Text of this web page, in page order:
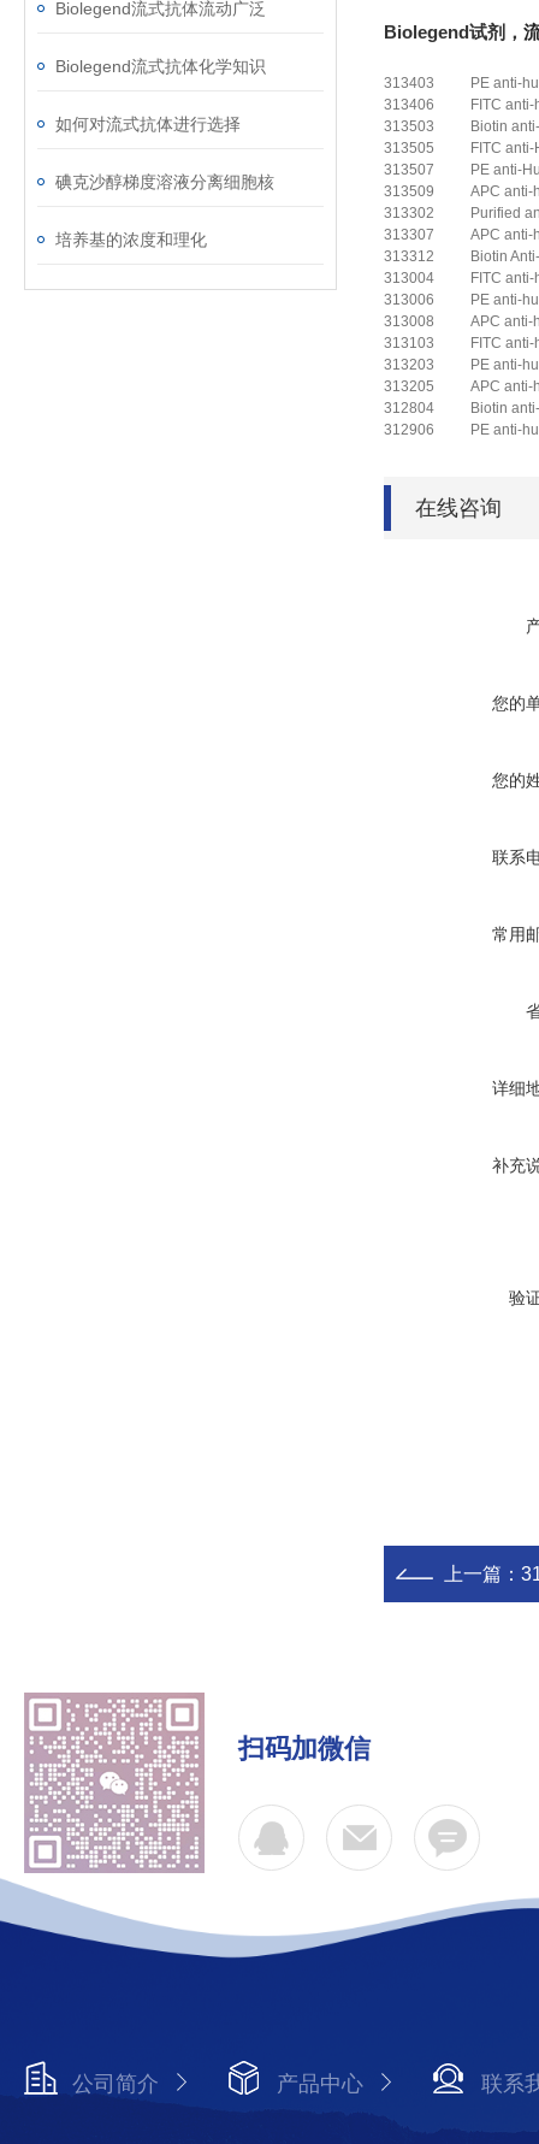
Biolegend流式抗体流动广泛
Biolegend流式抗体化学知识
如何对流式抗体进行选择
碘克沙醇梯度溶液分离细胞核
培养基的浓度和理化
Biolegend试剂，
313403
PE anti-
313406
FITC
313503
Biotin
313505
FITC
313507
PE anti-
313509
APC anti-
313302
Purified
313307
APC anti-
313312
Biotin
313004
FITC
313006
PE anti-
313008
APC anti-
313103
FITC
313203
PE anti-
313205
APC anti-
312804
Biotin
312906
PE anti-
在线咨询
您的
您的
联系
常用
详细
补充
验
上一篇：
扫码加微信
公司简介 产品中心 联系